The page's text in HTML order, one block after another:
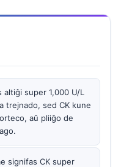
altiĝi super 1,000 U/L
trejnado, sed CK kune
aŭ pliiĝo de
signifas CK super